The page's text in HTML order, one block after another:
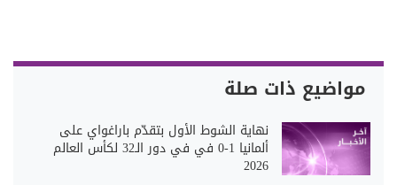
مواضيع ذات صلة
نهاية الشوط الأول بتقدّم باراغواي على
ألمانيا 1-0 في في دور الـ32 لكأس العالم
2026